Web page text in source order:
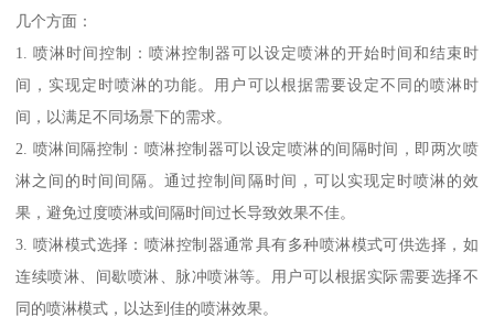
几个方面：
1. 喷淋时间控制：喷淋控制器可以设定喷淋的开始时间和结束时
间，实现定时喷淋的功能。用户可以根据需要设定不同的喷淋时
间，以满足不同场景下的需求。
2. 喷淋间隔控制：喷淋控制器可以设定喷淋的间隔时间，即两次喷
淋之间的时间间隔。通过控制间隔时间，可以实现定时喷淋的效
果，避免过度喷淋或间隔时间过长导致效果不佳。
3. 喷淋模式选择：喷淋控制器通常具有多种喷淋模式可供选择，如
连续喷淋、间歇喷淋、脉冲喷淋等。用户可以根据实际需要选择不
同的喷淋模式，以达到佳的喷淋效果。